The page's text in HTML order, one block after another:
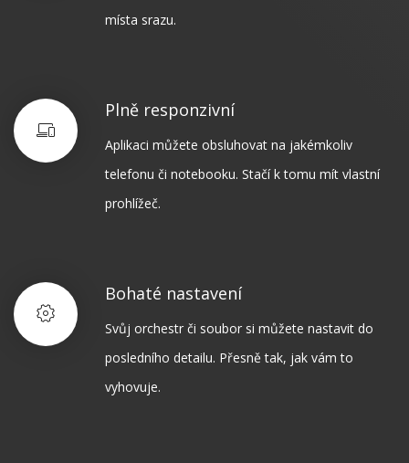
místa srazu.
Plně responzivní
Aplikaci můžete obsluhovat na jakémkoliv
telefonu či notebooku. Stačí k tomu mít vlastní
prohlížeč.
Bohaté nastavení
Svůj orchestr či soubor si můžete nastavit do
posledního detailu. Přesně tak, jak vám to
vyhovuje.